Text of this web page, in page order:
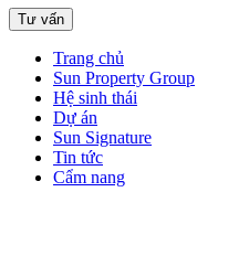
Tư vấn
Trang chủ
Sun Property Group
Hệ sinh thái
Dự án
Sun Signature
Tin tức
Cẩm nang